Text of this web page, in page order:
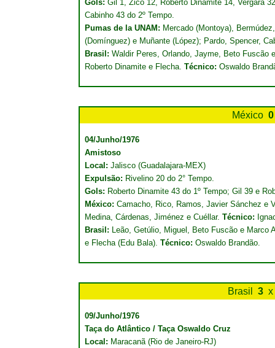
Gols: Gil 1, Zico 12, Roberto Dinamite 14, Vergara
Cabinho 43 do 2º Tempo.
Pumas de la UNAM: Mercado (Montoya),
(Domínguez) e Muñante (López); Pardo, Spencer,
Brasil: Waldir Peres, Orlando, Jayme, Beto Fuscão
Roberto Dinamite e Flecha. Técnico: Oswaldo
México 0
04/Junho/1976
Amistoso
Local: Jalisco (Guadalajara-MEX)
Expulsão: Rivelino 20 do 2° Tempo.
Gols: Roberto Dinamite 43 do 1º Tempo; Gil 39 e
México: Camacho, Rico, Ramos, Javier Sánchez e
Medina, Cárdenas, Jiménez e Cuéllar. Técnico:
Brasil: Leão, Getúlio, Miguel, Beto Fuscão e Marco
e Flecha (Edu Bala). Técnico: Oswaldo Brandão.
Brasil 3 x
09/Junho/1976
Taça do Atlântico / Taça Oswaldo Cruz
Local: Maracanã (Rio de Janeiro-RJ)